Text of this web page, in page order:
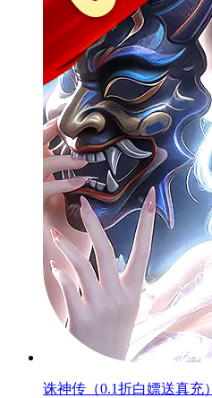
诛神传（0.1折白嫖送真充）